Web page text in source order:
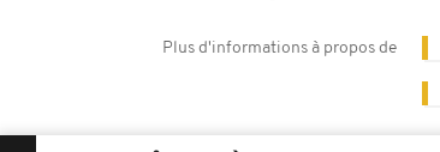
Plus d'informations à propos de